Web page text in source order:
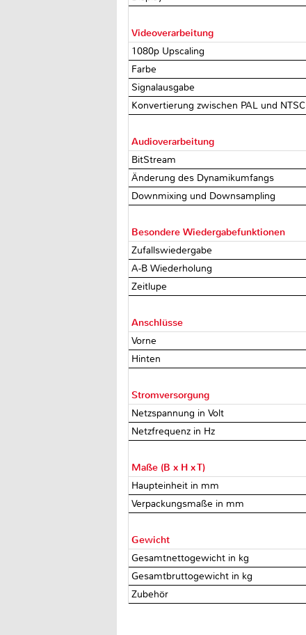
Videoverarbeitung
1080p Upscaling
Farbe
Signalausgabe
Konvertierung zwischen PAL und NTSC
Audioverarbeitung
BitStream
Änderung des Dynamikumfangs
Downmixing und Downsampling
Besondere Wiedergabefunktionen
Zufallswiedergabe
A-B Wiederholung
Zeitlupe
Anschlüsse
Vorne
Hinten
Stromversorgung
Netzspannung in Volt
Netzfrequenz in Hz
Maße (B x H x T)
Haupteinheit in mm
Verpackungsmaße in mm
Gewicht
Gesamtnettogewicht in kg
Gesamtbruttogewicht in kg
Zubehör